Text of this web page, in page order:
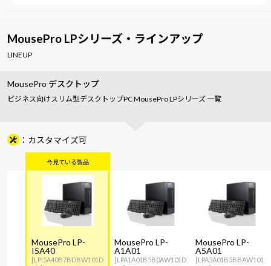
MousePro LPシリーズ・ラインアップ
LINEUP
MousePro デスクトップ
ビジネス向けスリム型デスクトップPC MousePro LPシリーズ 一覧
カスタマイズ可
MousePro LP-
I5A40
[LPI5A40B7BDBW101D
MousePro LP-
A1A01
[LPA1A01B5B0AW101D
MousePro LP-
A5A01
[LPA5A01B5BBAW101